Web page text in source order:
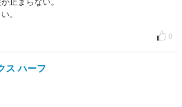
止まらない。
。
0
ス ハーフ